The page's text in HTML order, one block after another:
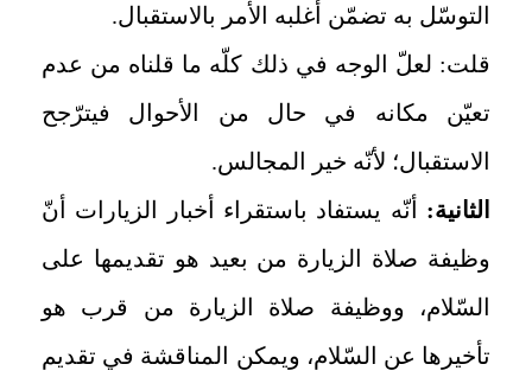
التوسّل به تضمّن أغلبه الأمر بالاستقبال.
قلت: لعلّ الوجه في ذلك كلّه ما قلناه من عدم
تعيّن مكانه في حال من الأحوال فيترّجح
الاستقبال؛ لأنّه خير المجالس.
الثانية: أنّه يستفاد باستقراء أخبار الزيارات أنّ
وظيفة صلاة الزيارة من بعيد هو تقديمها على
السّلام، ووظيفة صلاة الزيارة من قرب هو
تأخيرها عن السّلام، ويمكن المناقشة في تقديم